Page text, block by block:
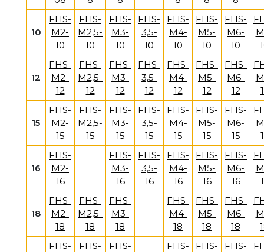
10
FHS-
M2-
10
FHS-
M2,5-
10
FHS-
M3-
10
FHS-
3,5-
10
FHS-
M4-
10
FHS-
M5-
10
FHS-
M6-
10
12
FHS-
M2-
12
FHS-
M2,5-
12
FHS-
M3-
12
FHS-
3,5-
12
FHS-
M4-
12
FHS-
M5-
12
FHS-
M6-
12
15
FHS-
M2-
15
FHS-
M2,5-
15
FHS-
M3-
15
FHS-
3,5-
15
FHS-
M4-
15
FHS-
M5-
15
FHS-
M6-
15
16
FHS-
M2-
16
FHS-
M3-
16
FHS-
3,5-
16
FHS-
M4-
16
FHS-
M5-
16
FHS-
M6-
16
18
FHS-
M2-
18
FHS-
M2,5-
18
FHS-
M3-
18
FHS-
M4-
18
FHS-
M5-
18
FHS-
M6-
18
FHS-
FHS-
FHS-
FHS-
FHS-
FHS-